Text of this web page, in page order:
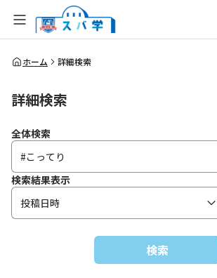
全体検索
ホーム 詳細検索
詳細検索
全体検索
検索結果表示
投稿日時
検索